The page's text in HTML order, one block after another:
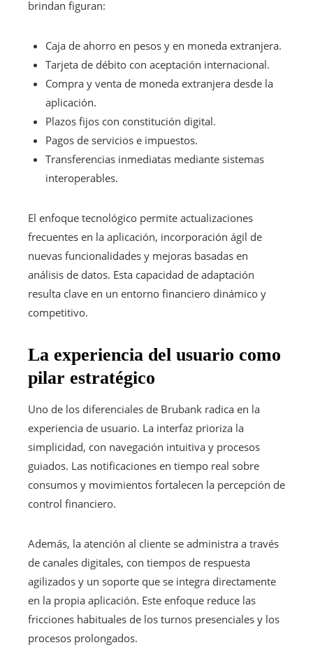
brindan figuran:
Caja de ahorro en pesos y en moneda extranjera.
Tarjeta de débito con aceptación internacional.
Compra y venta de moneda extranjera desde la
aplicación.
Plazos fijos con constitución digital.
Pagos de servicios e impuestos.
Transferencias inmediatas mediante sistemas
interoperables.
El enfoque tecnológico permite actualizaciones
frecuentes en la aplicación, incorporación ágil de
nuevas funcionalidades y mejoras basadas en
análisis de datos. Esta capacidad de adaptación
resulta clave en un entorno financiero dinámico y
competitivo.
La experiencia del usuario como
pilar estratégico
Uno de los diferenciales de Brubank radica en la
experiencia de usuario. La interfaz prioriza la
simplicidad, con navegación intuitiva y procesos
guiados. Las notificaciones en tiempo real sobre
consumos y movimientos fortalecen la percepción de
control financiero.
Además, la atención al cliente se administra a través
de canales digitales, con tiempos de respuesta
agilizados y un soporte que se integra directamente
en la propia aplicación. Este enfoque reduce las
fricciones habituales de los turnos presenciales y los
procesos prolongados.